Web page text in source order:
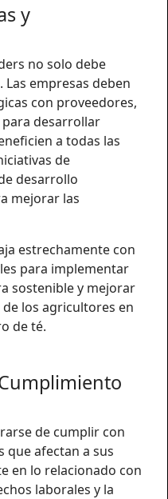
y
no solo debe
empresas deben
con proveedores,
para desarrollar
a todas las
de
desarrollo
mejorar las
estrechamente con
para implementar
sostenible y mejorar
los agricultores en
de té.
de cumplir con
que afectan a sus
en lo relacionado con
laborales y la